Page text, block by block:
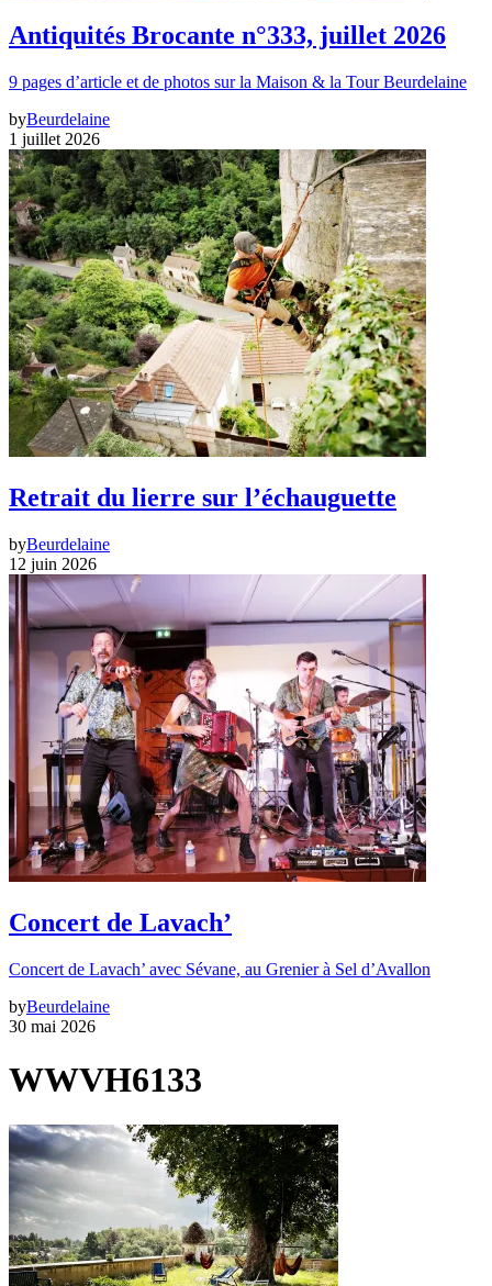
Antiquités Brocante n°333, juillet 2026
9 pages d’article et de photos sur la Maison & la Tour Beurdelaine
byBeurdelaine
1 juillet 2026
Retrait du lierre sur l’échauguette
byBeurdelaine
12 juin 2026
Concert de Lavach’
Concert de Lavach’ avec Sévane, au Grenier à Sel d’Avallon
byBeurdelaine
30 mai 2026
WWVH6133